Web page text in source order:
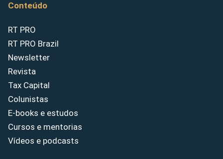
Conteúdo
RT PRO
RT PRO Brazil
Newsletter
Revista
Tax Capital
Colunistas
E-books e estudos
Cursos e mentorias
Vídeos e podcasts